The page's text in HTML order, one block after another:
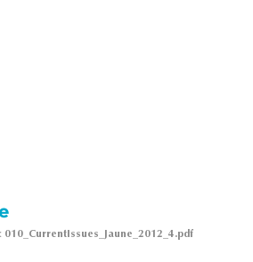
010_CurrentIssues_Jaune_2012_4.pdf